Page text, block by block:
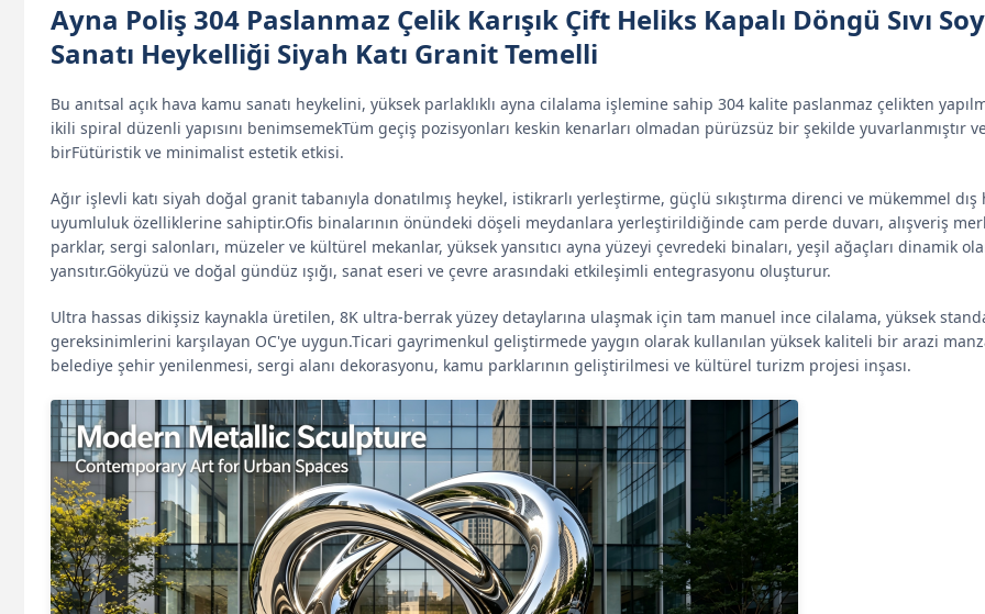
Ayna Poliş 304 Paslanmaz Çelik Karışık Çift Heliks Kapalı Döngü Sıvı
Sanatı Heykelliği Siyah Katı Granit Temelli
Bu anıtsal açık hava kamu sanatı heykelini, yüksek parlaklıklı ayna cilalama işlemine sahip 304 kalite paslanmaz çelikten
ikili spiral düzenli yapısını benimsemekTüm geçiş pozisyonları keskin kenarları olmadan pürüzsüz bir şekilde yuvarlanmıştır
birFütüristik ve minimalist estetik etkisi.
Ağır işlevli katı siyah doğal granit tabanıyla donatılmış heykel, istikrarlı yerleştirme, güçlü sıkıştırma direnci ve mükemmel dış
uyumluluk özelliklerine sahiptir.Ofis binalarının önündeki döşeli meydanlara yerleştirildiğinde cam perde duvarı, alışveriş
parklar, sergi salonları, müzeler ve kültürel mekanlar, yüksek yansıtıcı ayna yüzeyi çevredeki binaları, yeşil ağaçları dinamik
yansıtır.Gökyüzü ve doğal gündüz ışığı, sanat eseri ve çevre arasındaki etkileşimli entegrasyonu oluşturur.
Ultra hassas dikişsiz kaynakla üretilen, 8K ultra-berrak yüzey detaylarına ulaşmak için tam manuel ince cilalama, yüksek
gereksinimlerini karşılayan OC'ye uygun.Ticari gayrimenkul geliştirmede yaygın olarak kullanılan yüksek kaliteli bir arazi
belediye şehir yenilenmesi, sergi alanı dekorasyonu, kamu parklarının geliştirilmesi ve kültürel turizm projesi inşası.